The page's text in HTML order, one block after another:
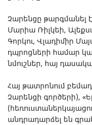
Չարենցը թարգմանել
Մարիա Ռիլկեի,
Գորկու, Վլադիմիր
դպրոցների համար
նմուշներ, հայ
Հայ թատրոնում
Չարենցի գործերի),
անդրադարձել են